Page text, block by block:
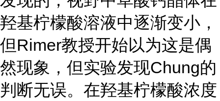
羟基柠檬酸溶液中逐渐变小，
但Rimer教授开始以为这是偶
然现象，但实验发现Chung的
判断无误。在羟基柠檬酸浓度